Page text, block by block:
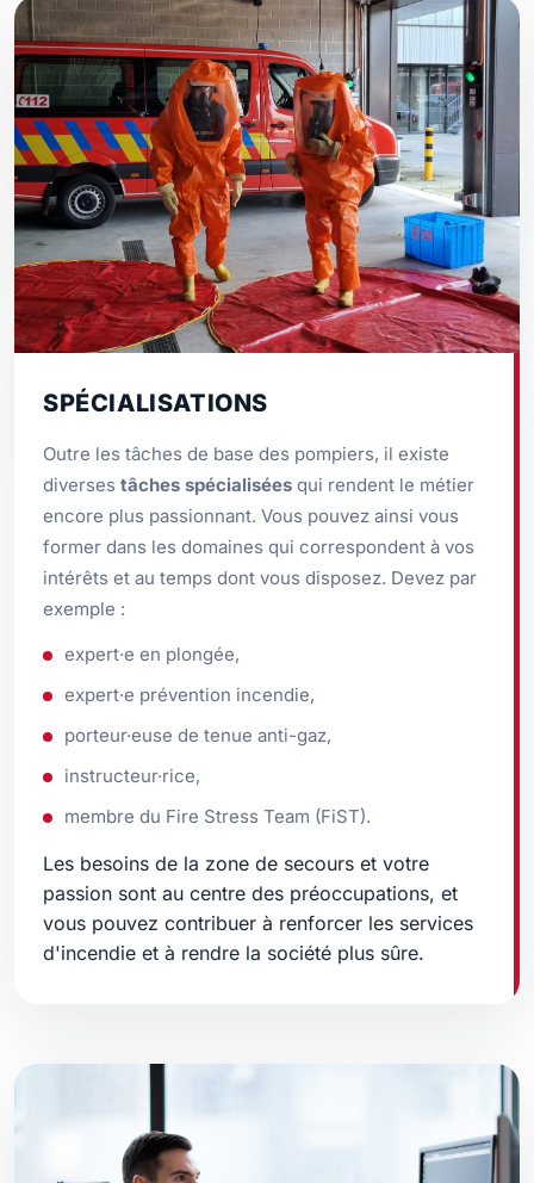
SPÉCIALISATIONS
Outre les tâches de base des pompiers, il existe
diverses tâches spécialisées qui rendent le métier
encore plus passionnant. Vous pouvez ainsi vous
former dans les domaines qui correspondent à vos
intérêts et au temps dont vous disposez. Devez par
exemple :
expert·e en plongée,
expert·e prévention incendie,
porteur·euse de tenue anti-gaz,
instructeur·rice,
membre du Fire Stress Team (FiST).
Les besoins de la zone de secours et votre
passion sont au centre des préoccupations, et
vous pouvez contribuer à renforcer les services
d'incendie et à rendre la société plus sûre.